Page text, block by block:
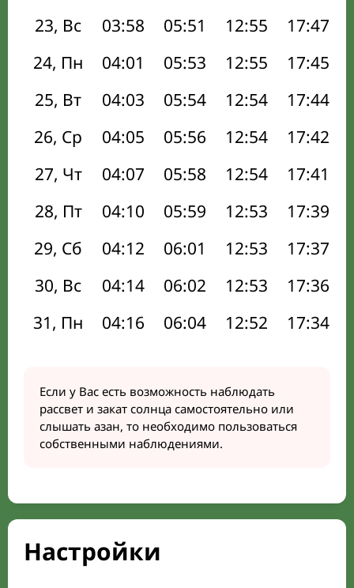
23, Вс
03:58 05:51 12:55 17:47
24, Пн
04:01 05:53 12:55 17:45
25, Вт
04:03 05:54 12:54 17:44
26, Ср
04:05 05:56 12:54 17:42
27, Чт
04:07 05:58 12:54 17:41
28, Пт
04:10 05:59 12:53 17:39
29, Сб
04:12 06:01 12:53 17:37
30, Вс
04:14 06:02 12:53 17:36
31, Пн
04:16 06:04 12:52 17:34
Если у Вас есть возможность наблюдать
рассвет и закат солнца самостоятельно или
слышать азан, то необходимо пользоваться
собственными наблюдениями.
Настройки